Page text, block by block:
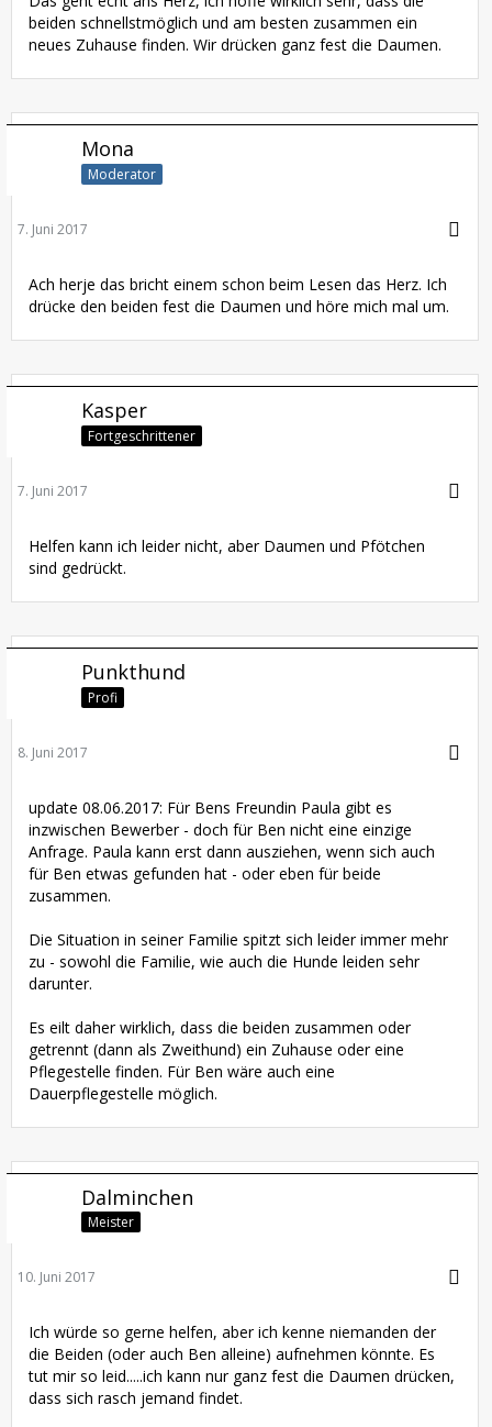
beiden schnellstmöglich und am besten zusammen ein
neues Zuhause finden. Wir drücken ganz fest die Daumen.
Mona
Moderator
7. Juni 2017
Ach herje das bricht einem schon beim Lesen das Herz. Ich
drücke den beiden fest die Daumen und höre mich mal um.
Kasper
Fortgeschrittener
7. Juni 2017
Helfen kann ich leider nicht, aber Daumen und Pfötchen
sind gedrückt.
Punkthund
Profi
8. Juni 2017
update 08.06.2017: Für Bens Freundin Paula gibt es
inzwischen Bewerber - doch für Ben nicht eine einzige
Anfrage. Paula kann erst dann ausziehen, wenn sich auch
für Ben etwas gefunden hat - oder eben für beide
zusammen.
Die Situation in seiner Familie spitzt sich leider immer mehr
zu - sowohl die Familie, wie auch die Hunde leiden sehr
darunter.
Es eilt daher wirklich, dass die beiden zusammen oder
getrennt (dann als Zweithund) ein Zuhause oder eine
Pflegestelle finden. Für Ben wäre auch eine
Dauerpflegestelle möglich.
Dalminchen
Meister
10. Juni 2017
Ich würde so gerne helfen, aber ich kenne niemanden der
die Beiden (oder auch Ben alleine) aufnehmen könnte. Es
tut mir so leid.....ich kann nur ganz fest die Daumen drücken,
dass sich rasch jemand findet.